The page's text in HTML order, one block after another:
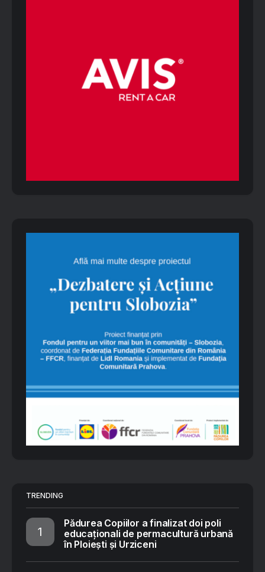
TRENDING
Pădurea Copiilor a finalizat doi poli
educaționali de permacultură urbană
în Ploiești și Urziceni